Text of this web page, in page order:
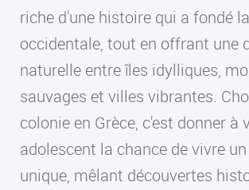
riche d'une histoire qui a fondé
occidentale, tout en offrant une
naturelle entre îles idylliques,
sauvages et villes vibrantes.
colonie en Grèce, c'est donner à
adolescent la chance de vivre
unique, mêlant découvertes